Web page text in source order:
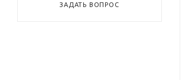
ЗАДАТЬ ВОПРОС